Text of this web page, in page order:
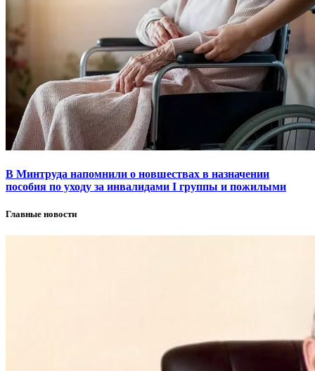
В Минтруда напомнили о новшествах в назначении
пособия по уходу за инвалидами I группы и пожилыми
Главные новости